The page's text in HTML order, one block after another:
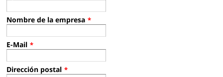
Nombre de la empresa *
E-Mail *
Dirección postal *